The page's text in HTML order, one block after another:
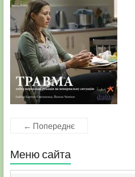
← Попереднє
Меню сайта